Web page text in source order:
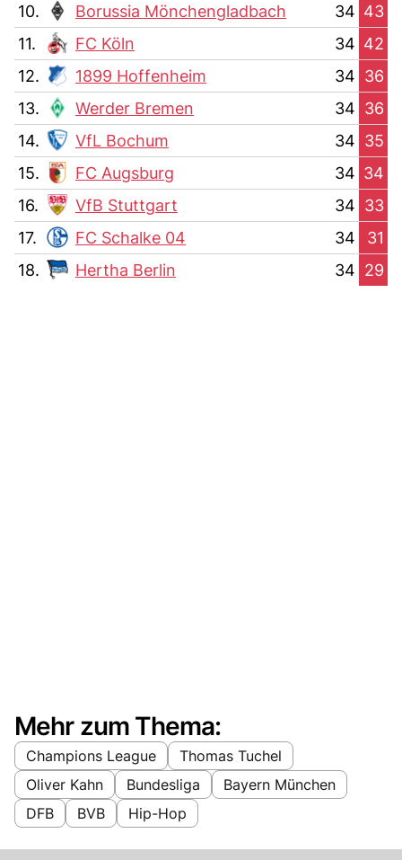
10.
Borussia Mönchengladbach 34 43
11.
FC Köln 34 42
12.
1899 Hoffenheim 34 36
13.
Werder Bremen 34 36
14.
VfL Bochum 34 35
15.
FC Augsburg 34 34
16.
VfB Stuttgart 34 33
17.
FC Schalke 04 34
31
18.
Hertha Berlin 34 29
Mehr zum Thema:
Champions League
Thomas Tuchel
Oliver Kahn
Bundesliga
Bayern München
DFB
BVB Hip-Hop